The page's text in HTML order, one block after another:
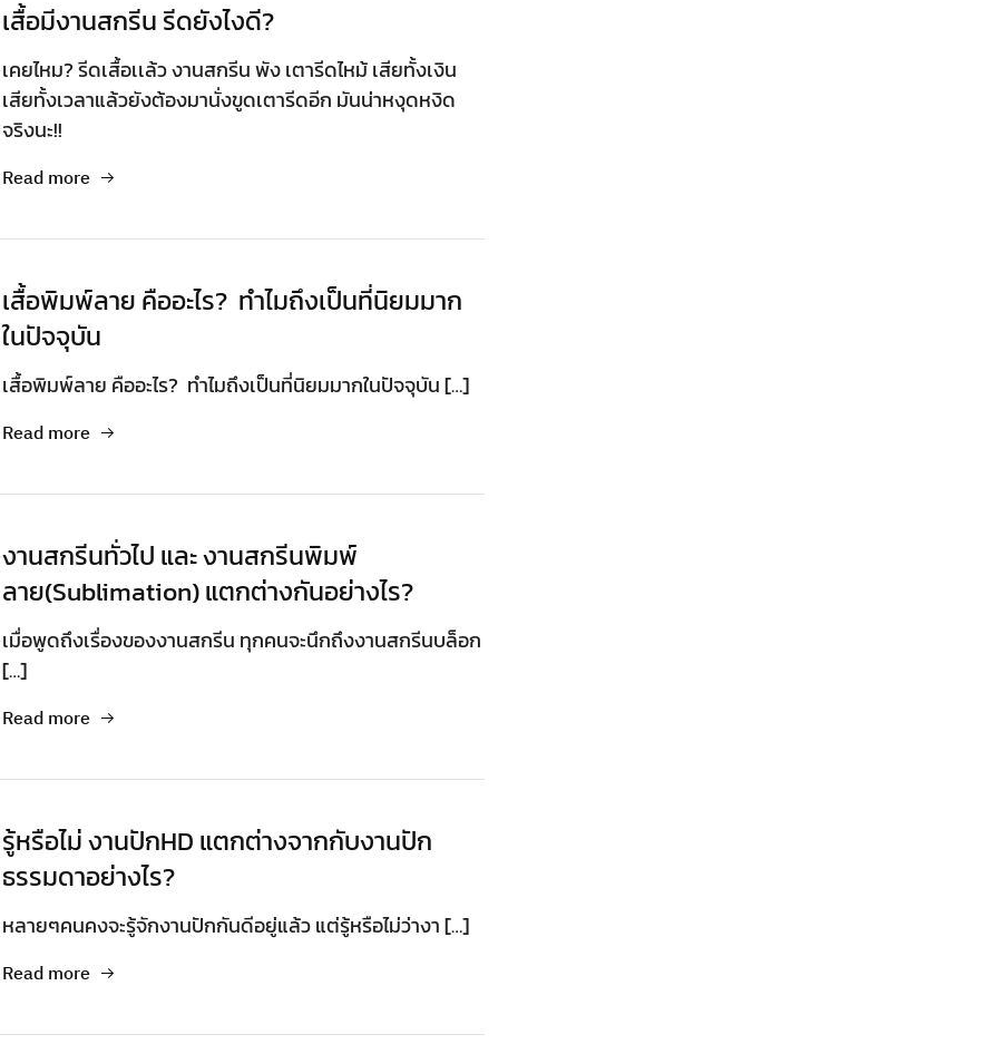
เสื้อมีงานสกรีน รีดยังไงดี?
เคยไหม? รีดเสื้อเเล้ว งานสกรีน พัง เตารีดไหม้ เสียทั้งเงิน
เสียทั้งเวลา​แล้วยังต้องมานั่งขูดเตารีดอีก มันน่าหงุดหงิด
จริงนะ!!
Read more
เสื้อพิมพ์ลาย คืออะไร? ทำไมถึงเป็นที่นิยมมาก
ในปัจจุบัน
เสื้อพิมพ์ลาย คืออะไร? ทำไมถึงเป็นที่นิยมมากในปัจจุบัน […]
Read more
งานสกรีนทั่วไป และ งานสกรีนพิมพ์
ลาย(Sublimation) แตกต่างกันอย่างไร?
เมื่อพูดถึงเรื่องของงานสกรีน ทุกคนจะนึกถึงงานสกรีนบล็อก
[…]
Read more
รู้หรือไม่ งานปักHD แตกต่างจากกับงานปัก
ธรรมดาอย่างไร?
หลายๆคนคงจะรู้จักงานปักกันดีอยู่แล้ว แต่รู้หรือไม่ว่างา […]
Read more